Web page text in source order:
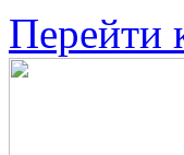
Перейти